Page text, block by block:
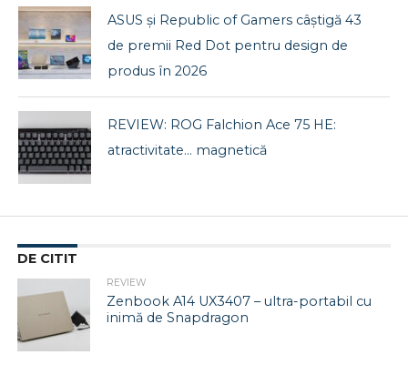
ASUS și Republic of Gamers câștigă 43
de premii Red Dot pentru design de
produs în 2026
REVIEW: ROG Falchion Ace 75 HE:
atractivitate… magnetică
DE CITIT
REVIEW
Zenbook A14 UX3407 – ultra-portabil cu
inimă de Snapdragon